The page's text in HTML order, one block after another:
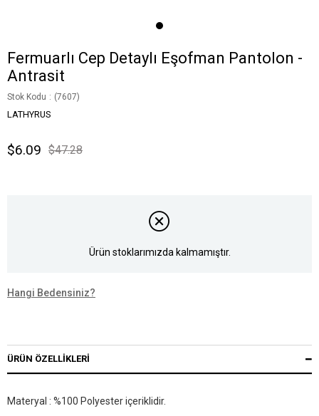
Fermuarlı Cep Detaylı Eşofman Pantolon -
Antrasit
Stok Kodu (7607)
LATHYRUS
$47.28
$6.09
Ürün stoklarımızda kalmamıştır.
Hangi Bedensiniz?
ÜRÜN ÖZELLIKLERI
Materyal : %100 Polyester içeriklidir.